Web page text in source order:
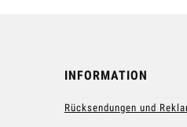
INFORMATION
Rücksendungen und